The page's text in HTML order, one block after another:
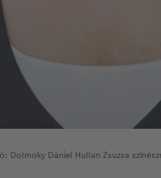
Dolmoky Dániel Hullan Zsuzsa